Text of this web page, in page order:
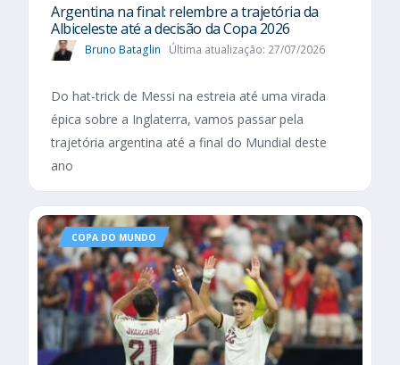
Argentina na final: relembre a trajetória da
Albiceleste até a decisão da Copa 2026
Bruno Bataglin Última atualização: 27/07/2026
Do hat-trick de Messi na estreia até uma virada
épica sobre a Inglaterra, vamos passar pela
trajetória argentina até a final do Mundial deste
ano
COPA DO MUNDO